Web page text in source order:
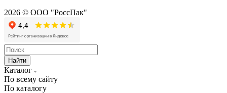
2026 © ООО "РоссПак"
Найти
Каталог
По всему сайту
По каталогу